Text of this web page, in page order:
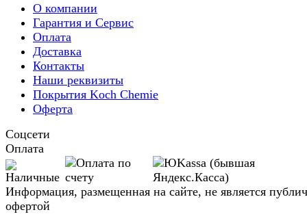
О компании
Гарантия и Сервис
Оплата
Доставка
Контакты
Наши реквизиты
Покрытия Koch Chemie
Оферта
Соцсети
Оплата
Информация, размещенная на сайте, не является
офертой